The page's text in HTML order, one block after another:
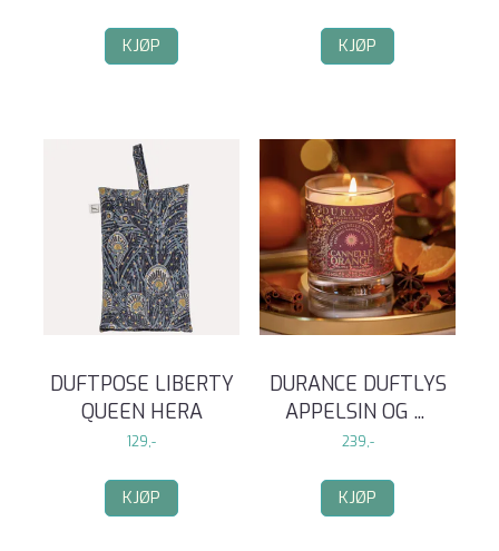
KJØP KJØP
DUFTPOSE LIBERTY
QUEEN HERA
129,-
KJØP
DURANCE DUFTLYS
APPELSIN OG ...
239,-
KJØP